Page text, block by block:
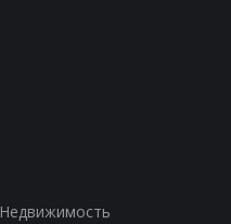
Недвижимость